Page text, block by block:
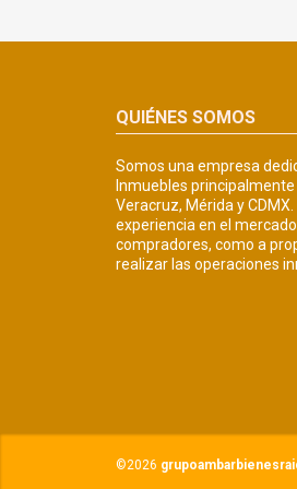
QUIÉNES SOMOS
Somos una empresa
Inmuebles
Veracruz, Mérida y
experiencia en el
compradores, como a
realizar las operaciones
©2026